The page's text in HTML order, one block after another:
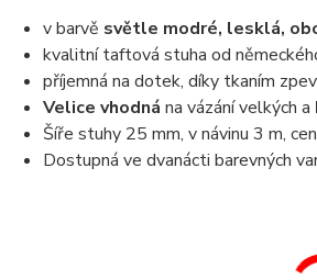
v barvě světle modré, lesklá,
kvalitní taftová stuha od
příjemná na dotek, díky tkaním
Velice vhodná na vázání velkých a
Šíře stuhy 25 mm, v návinu 3 m,
Dostupná ve dvanácti barevných